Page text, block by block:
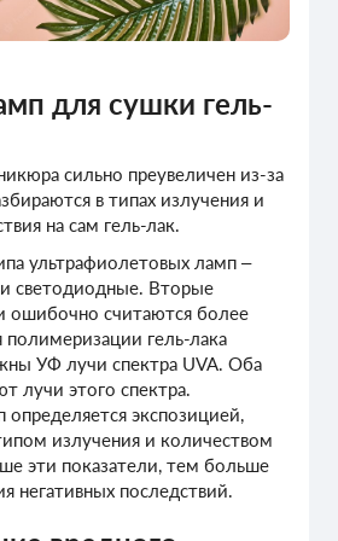
для сушки гель-
сильно преувеличен из-за
в типах излучения и
на сам гель-лак.
ультрафиолетовых ламп –
светодиодные. Вторые
ошибочно считаются более
гель-лака
УФ лучи спектра UVA. Оба
лучи этого спектра.
определяется экспозицией,
излучения и количеством
эти показатели, тем больше
негативных последствий.